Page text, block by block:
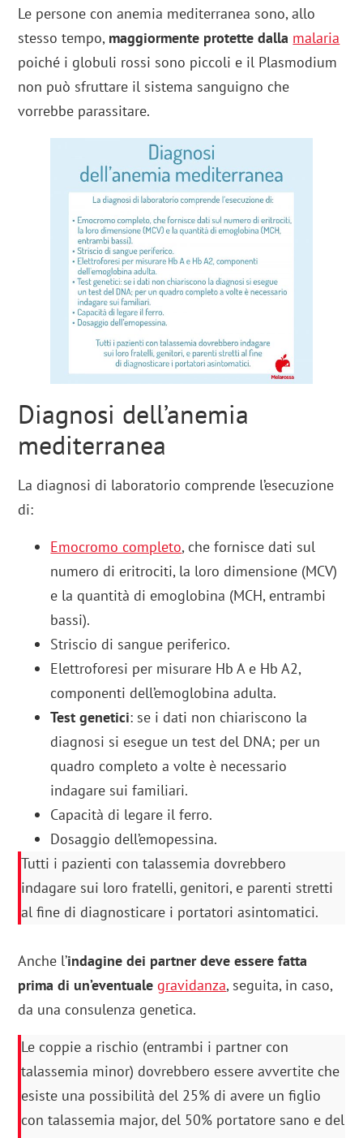
Le persone con anemia mediterranea sono, allo
stesso tempo, maggiormente protette dalla malaria
poiché i globuli rossi sono piccoli e il Plasmodium
non può sfruttare il sistema sanguigno che
vorrebbe parassitare.
Diagnosi dell’anemia
mediterranea
La diagnosi di laboratorio comprende l’esecuzione
di:
Emocromo completo, che fornisce dati sul
numero di eritrociti, la loro dimensione (MCV)
e la quantità di emoglobina (MCH, entrambi
bassi).
Striscio di sangue periferico.
Elettroforesi per misurare Hb A e Hb A2,
componenti dell’emoglobina adulta.
Test genetici: se i dati non chiariscono la
diagnosi si esegue un test del DNA; per un
quadro completo a volte è necessario
indagare sui familiari.
Capacità di legare il ferro.
Dosaggio dell’emopessina.
Tutti i pazienti con talassemia dovrebbero
indagare sui loro fratelli, genitori, e parenti stretti
al fine di diagnosticare i portatori asintomatici.
Anche l’indagine dei partner deve essere fatta
prima di un’eventualegravidanza, seguita, in caso,
da una consulenza genetica.
Le coppie a rischio (entrambi i partner con
talassemia minor) dovrebbero essere avvertite che
esiste una possibilità del 25% di avere un figlio
con talassemia major, del 50% portatore sano e del